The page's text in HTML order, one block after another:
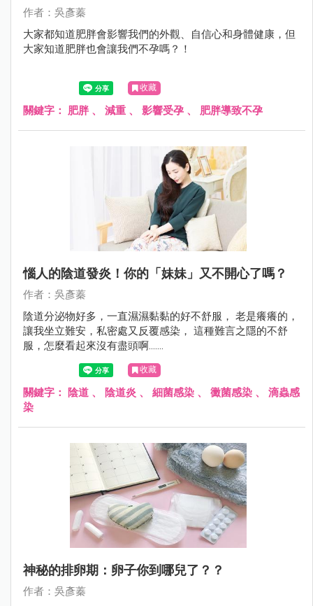
作者：吳彥蓁
大家都知道肥胖會影響我們的外觀、自信心和身體健康，但
大家知道肥胖也會讓我們不孕嗎？！
收藏
關鍵字： 肥胖、 減重 、 影響受孕 、 肥胖導致不孕
惱人的陰道發炎！你的「妹妹」又不開心了嗎？
作者：吳彥蓁
陰道分泌物好多，一直濕濕黏黏的好不舒服， 老是癢癢的，
讓我坐立難安，私密處又反覆感染， 這種難言之隱的不舒
服，怎麼看起來沒有盡頭啊.......
收藏
關鍵字： 陰道 、 陰道炎 、 細菌感染 、 黴菌感染 、 滴蟲感
染
神秘的排卵期：卵子你到哪兒了？？
作者：吳彥蓁